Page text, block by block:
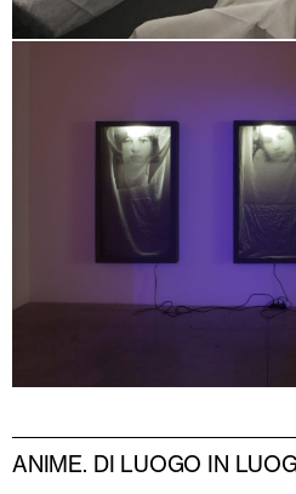
ANIME. DI LUOGO IN